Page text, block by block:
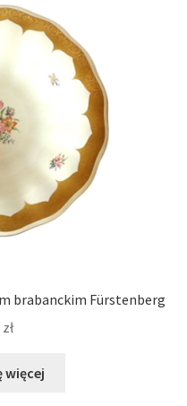
brabanckim Fürstenberg
zł
więcej